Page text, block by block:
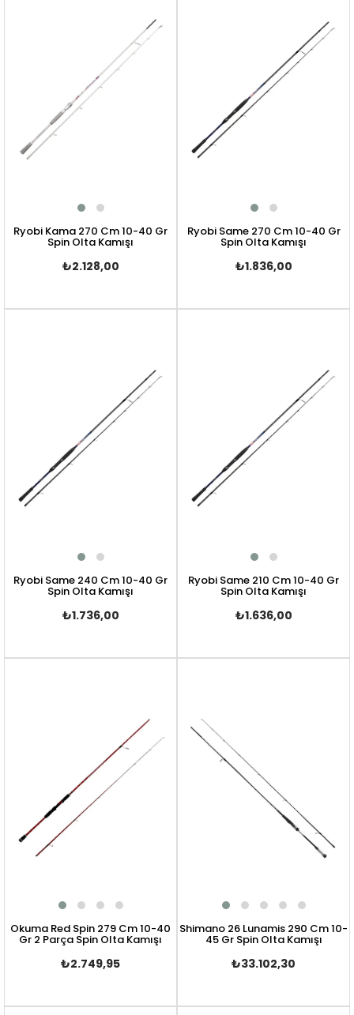
Ryobi Kama 270 Cm 10-40 Gr
Spin Olta Kamışı
₺2.128,00
Ryobi Same 270 Cm 10-40 Gr
Spin Olta Kamışı
₺1.836,00
Ryobi Same 240 Cm 10-40 Gr
Spin Olta Kamışı
₺1.736,00
Ryobi Same 210 Cm 10-40 Gr
Spin Olta Kamışı
₺1.636,00
Okuma Red Spin 279 Cm 10-40
Gr 2 Parça Spin Olta Kamışı
₺2.749,95
Shimano 26 Lunamis 290 Cm 10-
45 Gr Spin Olta Kamışı
₺33.102,30